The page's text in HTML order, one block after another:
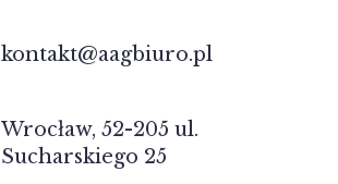
kontakt@aagbiuro.pl
Wrocław, 52-205 ul.
Sucharskiego 25